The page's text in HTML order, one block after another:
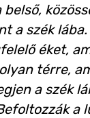
a szék
éket,
térre,
a szék
a